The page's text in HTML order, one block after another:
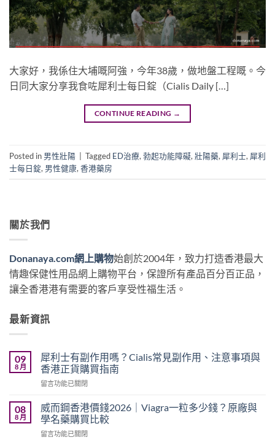
大家好，我係住大埔嘅阿強，今年38歲，做地盤工程嘅。今
日同大家分享我食咗犀利士每日錠（Cialis Daily […]
CONTINUE READING →
Posted in 男性壯陽 Tagged ED治療, 勃起功能障礙, 壯陽藥, 犀利士, 犀利
士每日錠, 男性健康, 香港藥房
關於我們
Donanaya.com網上購物始創於2004年，致力打造香港最大
情趣保健性用品網上購物平台，保證所有產品百分百正品，
讓全香港港有需要的客戶享受性福生活。
最新資訊
09
8 月
犀利士有副作用嗎？Cialis常見副作用、注意事項與
香港正貨購買指南
在
利
士
有
副
留言功能已關閉
08
8 月
威而鋼香港價錢2026｜Viagra一粒多少錢？原廠與
學名藥購買比較
在
留言功能已關閉